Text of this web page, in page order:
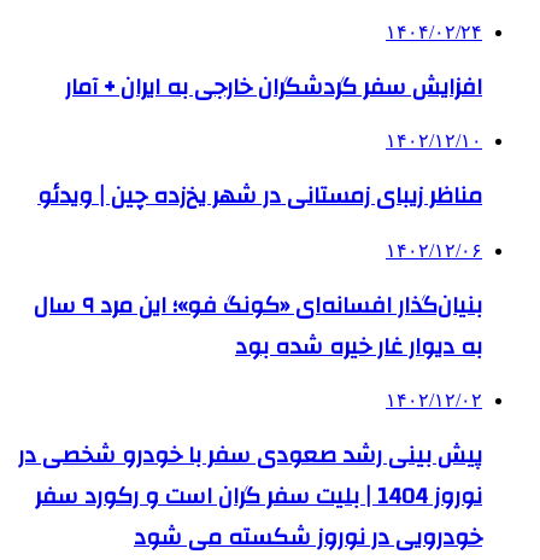
۱۴۰۴/۰۲/۲۴
افزایش سفر گردشگران خارجی به ایران + آمار
۱۴۰۲/۱۲/۱۰
مناظر زیبای زمستانی در شهر یخ‌زده چین | ویدئو
۱۴۰۲/۱۲/۰۶
بنیان‌گذار افسانه‌ای «کونگ فو»؛ این مرد ۹ سال
به دیوار غار خیره شده بود
۱۴۰۲/۱۲/۰۲
پیش‌ بینی رشد صعودی سفر با خودرو شخصی در
نوروز 1404 | بلیت سفر گران است و رکورد سفر
خودرویی در نوروز شکسته می شود